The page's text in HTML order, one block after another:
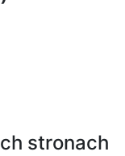
stronach